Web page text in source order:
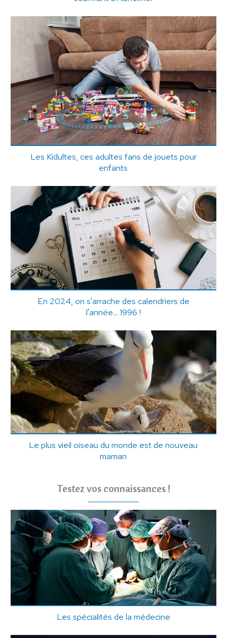
Les Kidultes, ces adultes fans de jouets pour
enfants
En 2024, on s'arrache des calendriers de
l'année... 1996 !
Le plus vieil oiseau du monde est de nouveau
maman
Testez vos connaissances !
Les spécialités de la médecine